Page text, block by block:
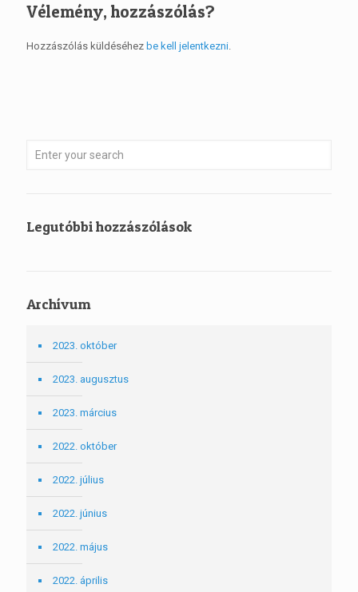
Vélemény, hozzászólás?
Hozzászólás küldéséhez be kell jelentkezni
Legutóbbi hozzászólások
Archívum
2023. október
2023. augusztus
2023. március
2022. október
2022. július
2022. június
2022. május
2022. április